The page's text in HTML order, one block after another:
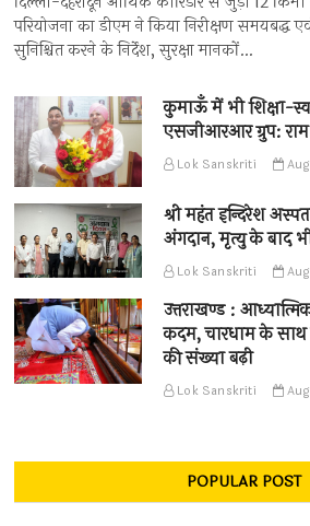
परियोजना का डीएम ने किया निरीक्षण समयबद्ध
सुनिश्चित करने के निर्देश, सुरक्षा मानकों…
कुमाऊँ में भी शिक्षा-
एसजीआरआर ग्रुप:
Lok Sanskriti
श्री महंत इन्दिरेश
अंगदान, मृत्यु के बाद
Lok Sanskriti
उत्तराखण्ड :
कदम, चारधाम के साथ
की संख्या बढ़ी
Lok Sanskriti
POPULAR POST